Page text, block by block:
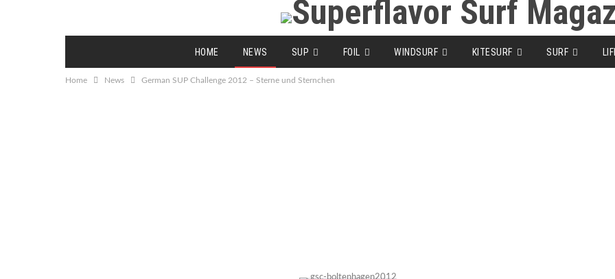
HOME NEWS SUP FOIL WINDSURF KITESURF SURF
Home News German SUP Challenge 2012 – Sterne und Sternchen